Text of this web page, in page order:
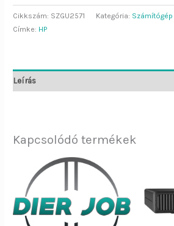
Cikkszám: SZGU2571 Kategória:
Címke: HP
Leírás
Kapcsolódó termékek